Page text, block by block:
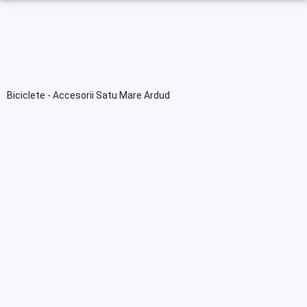
Biciclete - Accesorii Satu Mare Ardud